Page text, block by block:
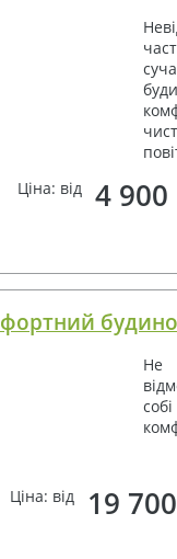
Ціна: від
4 900
Не
Ціна: від 19 700